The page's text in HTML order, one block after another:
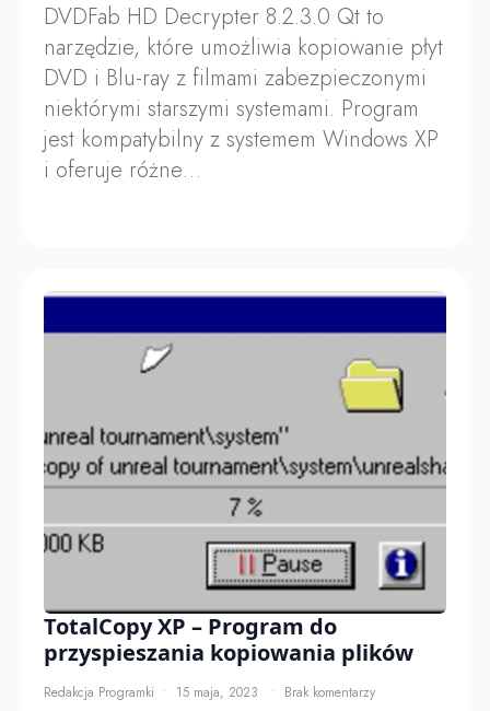
DVDFab HD Decrypter 8.2.3.0 Qt to
narzędzie, które umożliwia kopiowanie płyt
DVD i Blu-ray z filmami zabezpieczonymi
niektórymi starszymi systemami. Program
jest kompatybilny z systemem Windows XP
i oferuje różne…
TotalCopy XP – Program do
przyspieszania kopiowania plików
Redakcja Programki 15 maja, 2023 Brak komentarzy